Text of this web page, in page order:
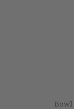
Bowl